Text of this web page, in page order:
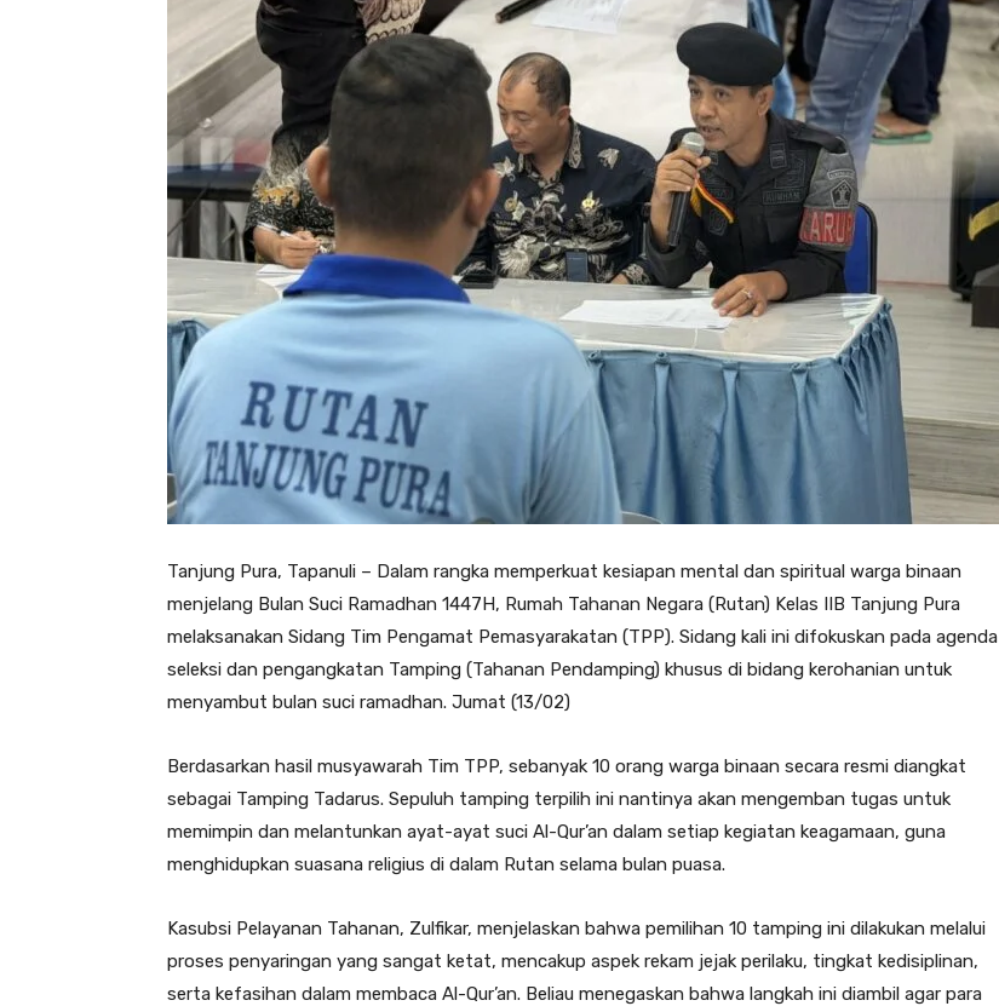
Tanjung Pura, Tapanuli – Dalam rangka memperkuat kesiapan mental dan spiritual warga binaan
menjelang Bulan Suci Ramadhan 1447H, Rumah Tahanan Negara (Rutan) Kelas IIB Tanjung Pura
melaksanakan Sidang Tim Pengamat Pemasyarakatan (TPP). Sidang kali ini difokuskan pada agenda
seleksi dan pengangkatan Tamping (Tahanan Pendamping) khusus di bidang kerohanian untuk
menyambut bulan suci ramadhan. Jumat (13/02)
Berdasarkan hasil musyawarah Tim TPP, sebanyak 10 orang warga binaan secara resmi diangkat
sebagai Tamping Tadarus. Sepuluh tamping terpilih ini nantinya akan mengemban tugas untuk
memimpin dan melantunkan ayat-ayat suci Al-Qur’an dalam setiap kegiatan keagamaan, guna
menghidupkan suasana religius di dalam Rutan selama bulan puasa.
Kasubsi Pelayanan Tahanan, Zulfikar, menjelaskan bahwa pemilihan 10 tamping ini dilakukan melalui
proses penyaringan yang sangat ketat, mencakup aspek rekam jejak perilaku, tingkat kedisiplinan,
serta kefasihan dalam membaca Al-Qur’an. Beliau menegaskan bahwa langkah ini diambil agar para